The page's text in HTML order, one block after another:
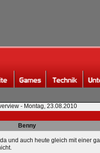
- Montag, 23.08.2010
Benny
und auch heute gleich mit einer